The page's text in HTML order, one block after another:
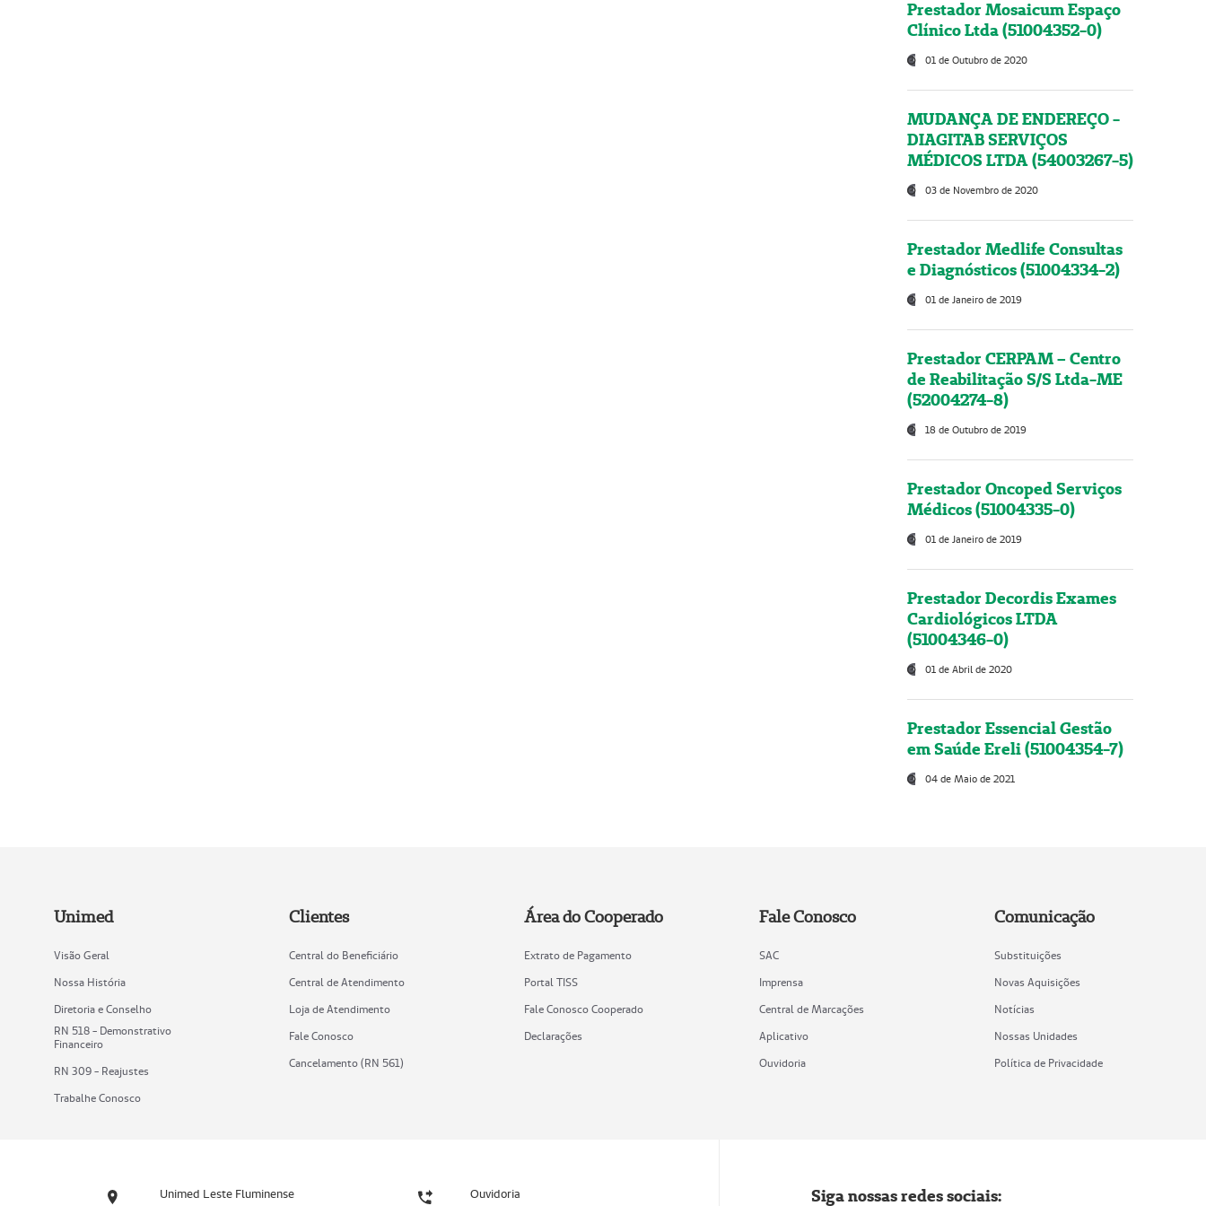
Prestador Mosaicum Espaço
Clínico Ltda (51004352-0)
01 de Outubro de 2020
MUDANÇA DE ENDEREÇO -
DIAGITAB SERVIÇOS
MÉDICOS LTDA (54003267-5)
03 de Novembro de 2020
Prestador Medlife Consultas
e Diagnósticos (51004334-2)
01 de Janeiro de 2019
Prestador CERPAM – Centro
de Reabilitação S/S Ltda-ME
(52004274-8)
18 de Outubro de 2019
Prestador Oncoped Serviços
Médicos (51004335-0)
01 de Janeiro de 2019
Prestador Decordis Exames
Cardiológicos LTDA
(51004346-0)
01 de Abril de 2020
Prestador Essencial Gestão
em Saúde Ereli (51004354-7)
04 de Maio de 2021
Unimed
Visão Geral
Nossa História
Diretoria e Conselho
RN 518 - Demonstrativo
Financeiro
RN 309 - Reajustes
Trabalhe Conosco
Clientes
Central do Beneficiário
Central de Atendimento
Loja de Atendimento
Fale Conosco
Cancelamento (RN 561)
Área do Cooperado
Extrato de Pagamento
Portal TISS
Fale Conosco Cooperado
Declarações
Fale Conosco
SAC
Imprensa
Central de Marcações
Aplicativo
Ouvidoria
Comunicação
Substituições
Novas Aquisições
Notícias
Nossas Unidades
Política de Privacidade
Unimed Leste Fluminense Ouvidoria Siga nossas redes sociais: